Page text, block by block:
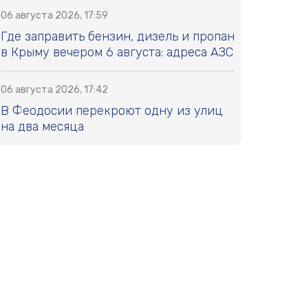
06 августа 2026, 17:59
Где заправить бензин, дизель и пропан
в Крыму вечером 6 августа: адреса АЗС
06 августа 2026, 17:42
В Феодосии перекроют одну из улиц
на два месяца